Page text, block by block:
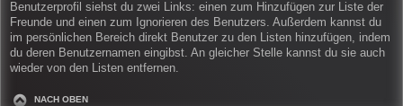
Benutzerprofil siehst du zwei Links: einen zum Hinzufügen zur Liste der
Freunde und einen zum Ignorieren des Benutzers. Außerdem kannst du
im persönlichen Bereich direkt Benutzer zu den Listen hinzufügen, indem
du deren Benutzernamen eingibst. An gleicher Stelle kannst du sie auch
wieder von den Listen entfernen.
NACH OBEN